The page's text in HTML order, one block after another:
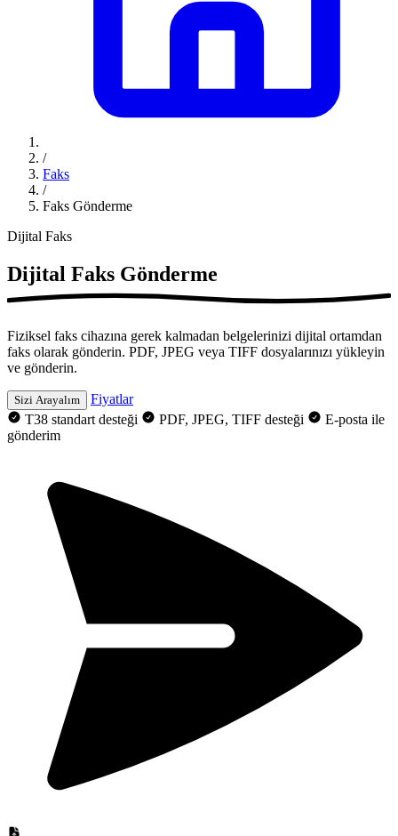
/
Faks
/
Faks Gönderme
Dijital Faks
Dijital Faks Gönderme
Fiziksel faks cihazına gerek kalmadan belgelerinizi dijital ortamdan
faks olarak gönderin. PDF, JPEG veya TIFF dosyalarınızı yükleyin
ve gönderin.
Sizi Arayalım
Fiyatlar
T38 standart desteği
PDF, JPEG, TIFF desteği
E-posta ile
gönderim